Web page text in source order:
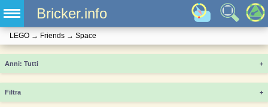
Bricker.info
LEGO → Friends → Space
Anni +
Filtra +